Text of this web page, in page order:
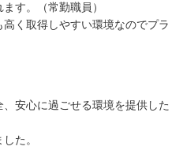
す。（常勤職員）
く取得しやすい環境なのでプラ
安心に過ごせる環境を提供した
た。